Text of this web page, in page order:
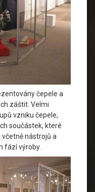
čepele a
záštit. Velmi
vzniku čepele,
součástek, které
nástrojů a
fází výroby.